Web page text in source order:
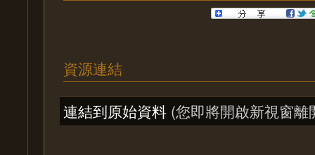
資源連結
連結到原始資料 (您即將開啟新視窗離